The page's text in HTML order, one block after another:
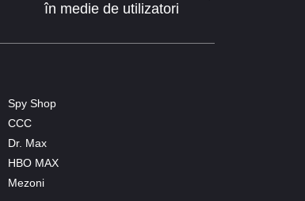
în medie de utilizatori
Spy Shop
CCC
Dr. Max
HBO MAX
Mezoni